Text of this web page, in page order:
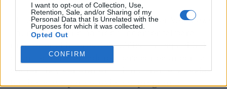
I want to opt-out of Collection, Use,
Retention, Sale, and/or Sharing of my
Personal Data that Is Unrelated with the
Purposes for which it was collected.
Opted Out
CONFIRM
El papel de figuras como Jorge Javier Vázquez y
Laura Madrueño ha sido fundamental para
mantener el interés del público. La capacidad
de ambos presentadores para conectar con la
audiencia y generar emoción durante las galas
ha sido clave para el éxito del programa.